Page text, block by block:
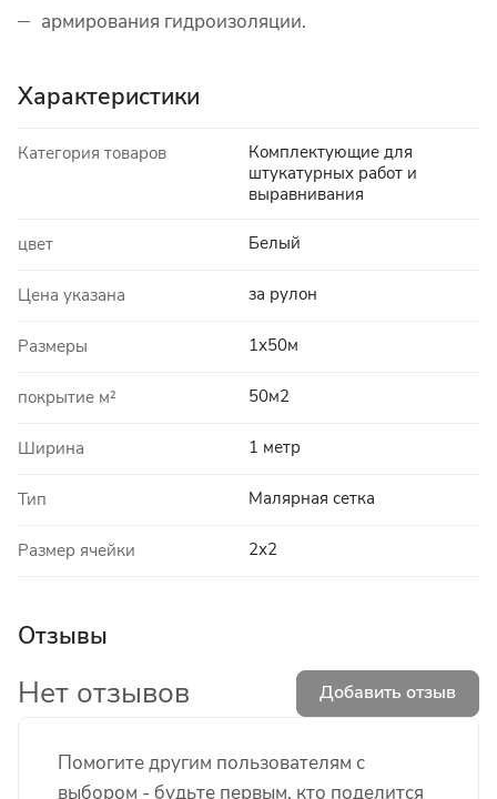
армирования гидроизоляции.
Характеристики
Категория товаров
Комплектующие для
штукатурных работ и
выравнивания
цвет Белый
Цена указана за рулон
Размеры 1х50м
покрытие м² 50м2
Ширина 1 метр
Тип Малярная сетка
Размер ячейки 2х2
Отзывы
Помогите другим пользователям с
выбором - будьте первым, кто поделится
Нет отзывов Добавить отзыв